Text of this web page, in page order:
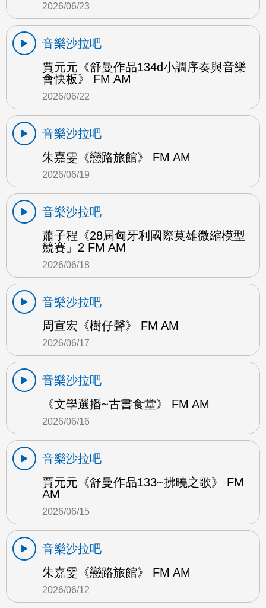
2026/06/23
音樂沙拉吧
賈元元《舒曼作品134d小調序奏與音樂
會快板》 FM AM
2026/06/22
音樂沙拉吧
朱嘉雯《戀路旅館》 FM AM
2026/06/19
音樂沙拉吧
蕭子程《28屆匈牙利國際莫雄微縮模型
競賽』2 FM AM
2026/06/18
音樂沙拉吧
周宣宏《樹仔聲》 FM AM
2026/06/17
音樂沙拉吧
《文學選播~古書食堂》 FM AM
2026/06/16
音樂沙拉吧
賈元元《舒曼作品133~拂曉之歌》 FM
AM
2026/06/15
音樂沙拉吧
朱嘉雯《戀路旅館》 FM AM
2026/06/12